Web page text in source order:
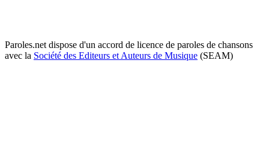
Paroles.net dispose d'un accord de licence de paroles de chansons
avec la Société des Editeurs et Auteurs de Musique (SEAM)